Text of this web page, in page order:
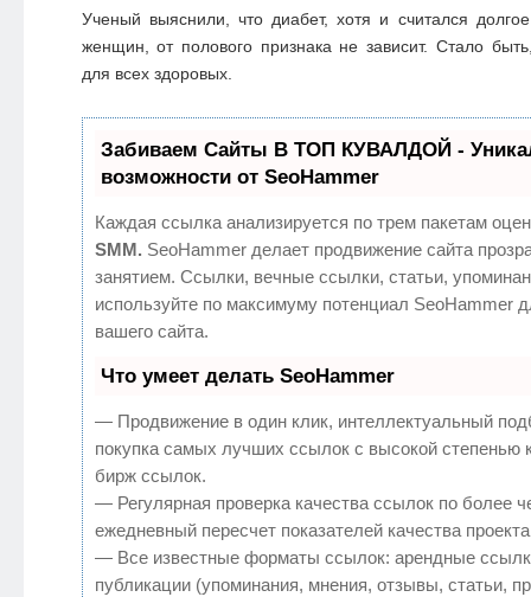
Ученый выяснили, что диабет, хотя и считался
женщин, от полового признака не зависит. Стало
для всех здоровых.
Забиваем Сайты В ТОП КУВАЛДОЙ -
возможности от SeoHammer
Каждая ссылка анализируется по трем пакетам
SMM. SeoHammer делает продвижение сайта
занятием. Ссылки, вечные ссылки, статьи,
используйте по максимуму потенциал SeoHammer
вашего сайта.
Что умеет делать SeoHammer
— Продвижение в один клик, интеллектуальный
покупка самых лучших ссылок с высокой степенью
бирж ссылок.
— Регулярная проверка качества ссылок по более
ежедневный пересчет показателей качества
— Все известные форматы ссылок: арендные
публикации (упоминания, мнения, отзывы, статьи,